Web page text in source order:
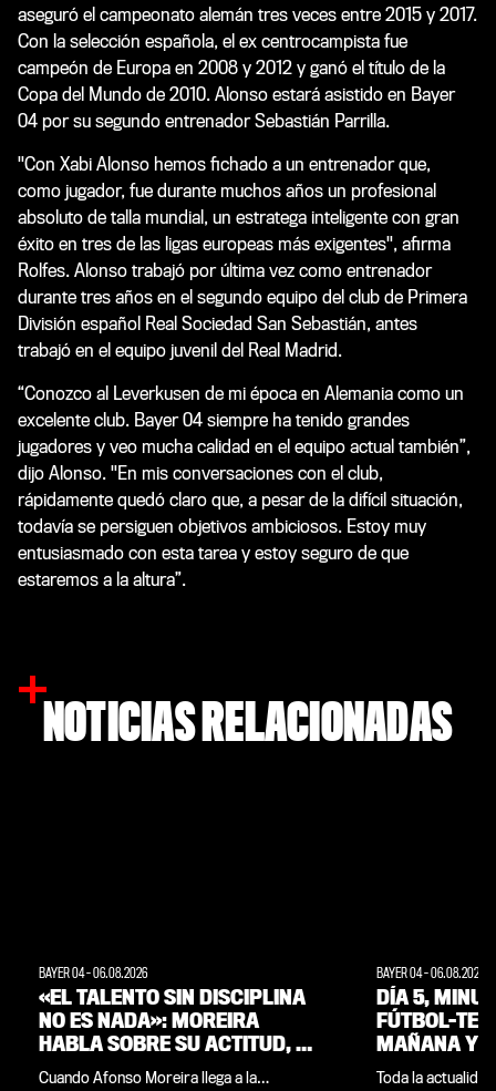
aseguró el campeonato alemán tres veces entre 2015 y 2017.
Con la selección española, el ex centrocampista fue
campeón de Europa en 2008 y 2012 y ganó el título de la
Copa del Mundo de 2010. Alonso estará asistido en Bayer
04 por su segundo entrenador Sebastián Parrilla.
"Con Xabi Alonso hemos fichado a un entrenador que,
como jugador, fue durante muchos años un profesional
absoluto de talla mundial, un estratega inteligente con gran
éxito en tres de las ligas europeas más exigentes", afirma
Rolfes. Alonso trabajó por última vez como entrenador
durante tres años en el segundo equipo del club de Primera
División español Real Sociedad San Sebastián, antes
trabajó en el equipo juvenil del Real Madrid.
“Conozco al Leverkusen de mi época en Alemania como un
excelente club. Bayer 04 siempre ha tenido grandes
jugadores y veo mucha calidad en el equipo actual también”,
dijo Alonso. "En mis conversaciones con el club,
rápidamente quedó claro que, a pesar de la difícil situación,
todavía se persiguen objetivos ambiciosos. Estoy muy
entusiasmado con esta tarea y estoy seguro de que
estaremos a la altura”.
NOTICIAS RELACIONADAS
BAYER 04-06.08.2026
«EL TALENTO SIN DISCIPLINA
NO ES NADA»: MOREIRA
HABLA SOBRE SU ACTITUD, SU
FAMILIA Y SUS OBJETIVOS
Cuando Afonso Moreira llega a la
BAYER 04-06.08.2026
DÍA 5,
FÚTBOL-
MAÑANA Y
EQUIPO
Toda la